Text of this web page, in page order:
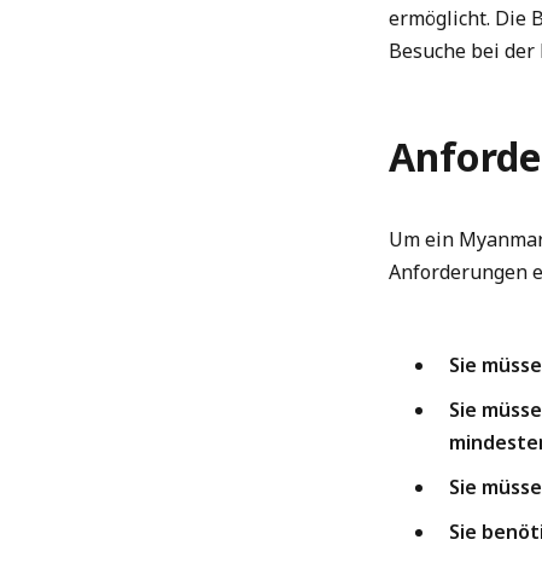
ermöglicht. Die
Besuche bei
Um ein
Anforderungen
Sie
Sie
Sie
Sie